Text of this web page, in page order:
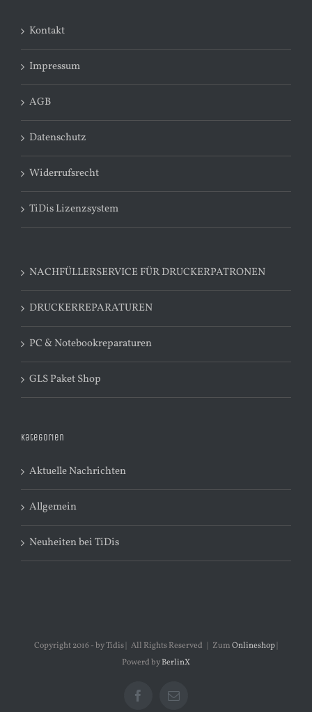
Kontakt
Impressum
AGB
Datenschutz
Widerrufsrecht
TiDis Lizenzsystem
NACHFÜLLERSERVICE FÜR DRUCKERPATRONEN
DRUCKERREPARATUREN
PC & Notebookreparaturen
GLS Paket Shop
Kategorien
Aktuelle Nachrichten
Allgemein
Neuheiten bei TiDis
Copyright 2016 - by Tidis | All Rights Reserved | ZumOnlineshop
Powerd byBerlinX
Facebook
E-